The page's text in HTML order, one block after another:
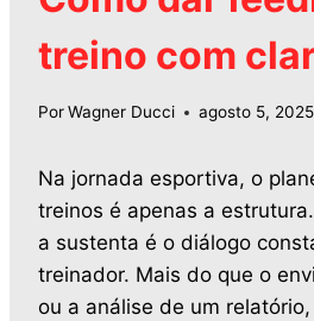
treino com
PorWagner Ducci agosto 5, 2025
Na jornada esportiva, o
treinos é apenas a
a sustenta é o diálogo
treinador. Mais do que o
ou a análise de um